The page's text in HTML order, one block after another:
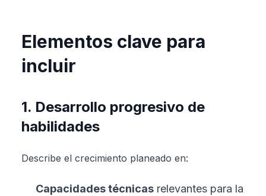
Elementos clave para
incluir
1. Desarrollo progresivo de
habilidades
Describe el crecimiento planeado en:
Capacidades técnicas relevantes para la